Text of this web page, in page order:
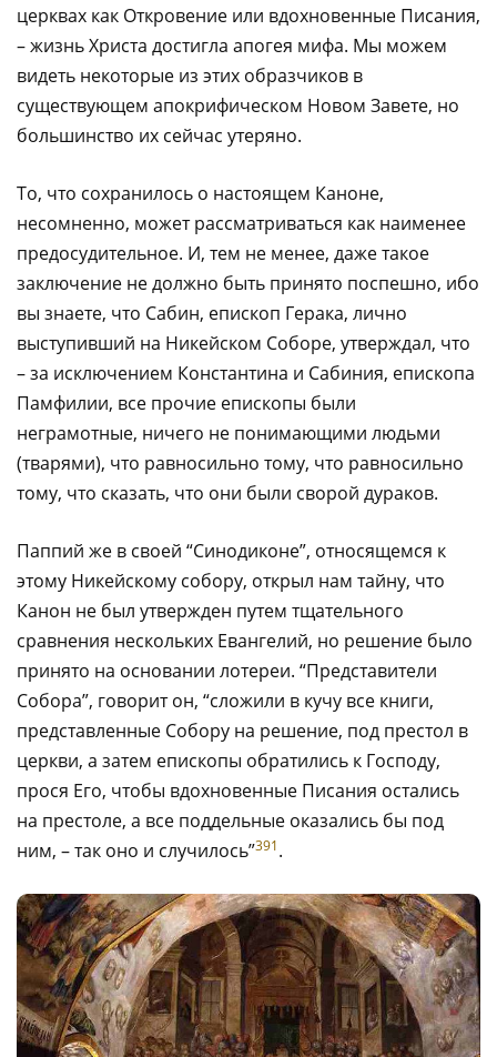
церквах как Откровение или вдохновенные Писания,
– жизнь Христа достигла апогея мифа. Мы можем
видеть некоторые из этих образчиков в
существующем апокрифическом Новом Завете, но
большинство их сейчас утеряно.
То, что сохранилось о настоящем Каноне,
несомненно, может рассматриваться как наименее
предосудительное. И, тем не менее, даже такое
заключение не должно быть принято поспешно, ибо
вы знаете, что Сабин, епископ Герака, лично
выступивший на Никейском Соборе, утверждал, что
– за исключением Константина и Сабиния, епископа
Памфилии, все прочие епископы были
неграмотные, ничего не понимающими людьми
(тварями), что равносильно тому, что равносильно
тому, что сказать, что они были сворой дураков.
Паппий же в своей “Синодиконе”, относящемся к
этому Никейскому собору, открыл нам тайну, что
Канон не был утвержден путем тщательного
сравнения нескольких Евангелий, но решение было
принято на основании лотереи. “Представители
Собора”, говорит он, “сложили в кучу все книги,
представленные Собору на решение, под престол в
церкви, а затем епископы обратились к Господу,
прося Его, чтобы вдохновенные Писания остались
на престоле, а все поддельные оказались бы под
ним, – так оно и случилось”391.